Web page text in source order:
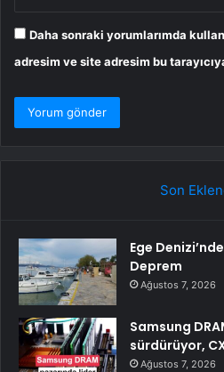
Daha sonraki yorumlarımda
adresim ve site adresim bu
Son
Ege
Deprem
Ağustos 7, 2026
Samsung
sürdürüyor,
Ağustos 7, 2026